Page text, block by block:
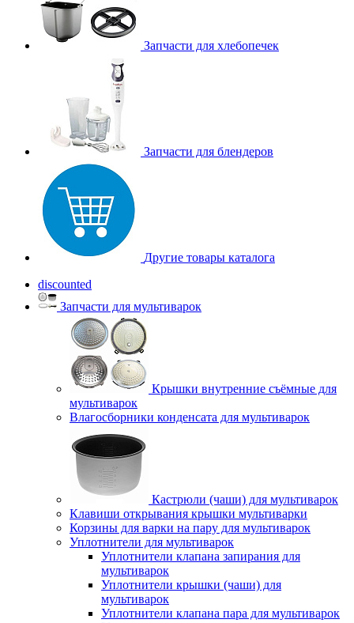
Запчасти для хлебопечек
Запчасти для блендеров
Другие товары каталога
discounted
Запчасти для мультиварок
Крышки внутренние съёмные для
мультиварок
Влагосборники конденсата для мультиварок
Кастрюли (чаши) для мультиварок
Клавиши открывания крышки мультиварки
Корзины для варки на пару для мультиварок
Уплотнители для мультиварок
Уплотнители клапана запирания для
мультиварок
Уплотнители крышки (чаши) для
мультиварок
Уплотнители клапана пара для мультиварок